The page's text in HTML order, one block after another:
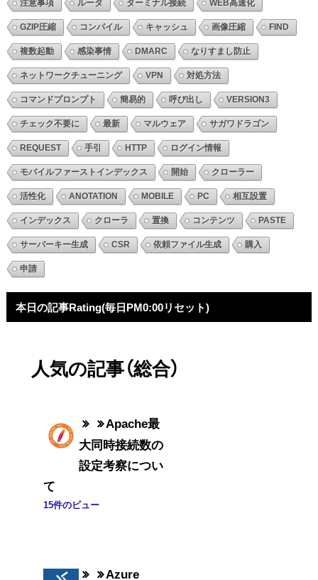
注意事項 ルータ ターミナル接続 WEB高速化
GZIP圧縮 コンパイル キャッシュ 画像圧縮 FIND
複数起動 感染事情 DMARC なりすまし防止
ネットワークチューニング VPN 対処方法
コマンドプロンプト 簡易的 呼び出し VERSION3
チェック不要に 最新 マルウェア サガワドラゴン
REQUEST 手引 HTTP ログイン情報
モバイルファーストインデックス 開始 クローラー
活性化 ANOTATION MOBILE PC 相互設置
インデックス クローラ 置換 コンテンツ PASTE
サーバーキー生成 CSR 依頼ファイル生成 購入
申請
本日の記事Rating(毎日PM0:00リセット)
人気の記事（総合）
Apache最
大同時接続数の
設定考察につい
て
15件のビュー
Azure